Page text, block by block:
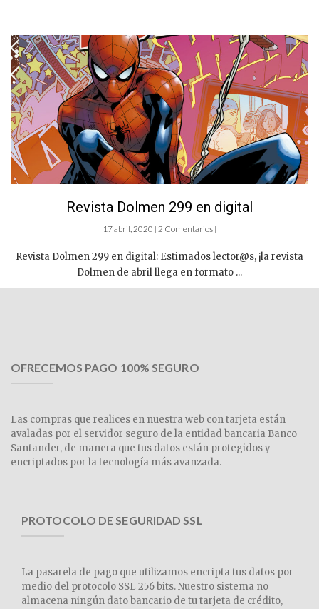
Revista Dolmen 299 en digital
17 abril, 2020 | 2 Comentarios |
Revista Dolmen 299 en digital: Estimados lector@s, ¡la revista
Dolmen de abril llega en formato ...
OFRECEMOS PAGO 100% SEGURO
Las compras que realices en nuestra web con tarjeta están
avaladas por el servidor seguro de la entidad bancaria Banco
Santander, de manera que tus datos están protegidos y
encriptados por la tecnología más avanzada.
PROTOCOLO DE SEGURIDAD SSL
La pasarela de pago que utilizamos encripta tus datos por
medio del protocolo SSL 256 bits. Nuestro sistema no
almacena ningún dato bancario de tu tarjeta de crédito,